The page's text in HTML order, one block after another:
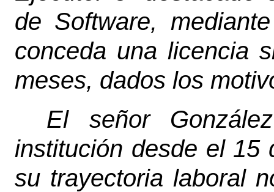
de Software,
conceda una licencia
meses, dados los
El señor
institución desde el 15
su trayectoria laboral